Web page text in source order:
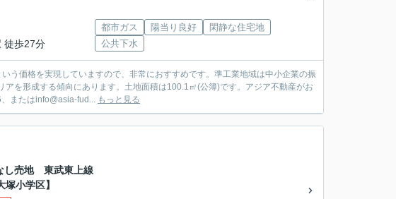
徒歩27分
都市ガス 陽当り良好
閑静な住宅地
公共下水
う価格を実現していますので、非常におすすめです。準工業地域は中小企業の振
を形成する傾向にあります。土地面積は100.1㎡(公簿)です。アジア不動産がお
またはinfo@asia-fud... もっと見る
し売地 東武東上線
小学区】